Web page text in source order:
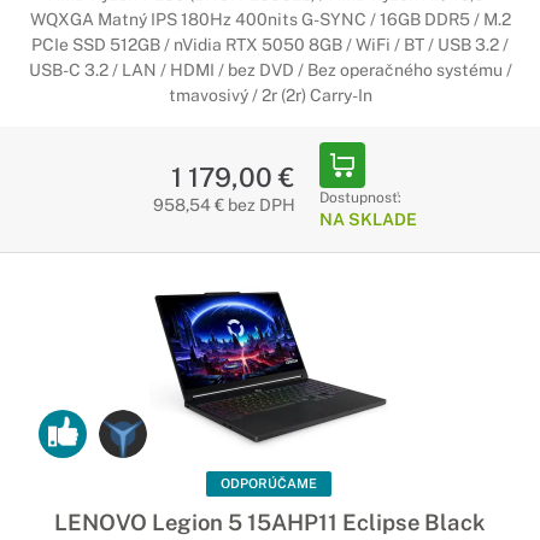
stremovať. Je na vás ako svoje zariadenie využijete.
Notebooky Lenovo s Copilot+ PC
Najrýchlejšie a najinteligentnejšie notebooky so systémom
Windows v histórii. Notebooky Copilot+ sú vybavené
najnovšími nástrojmi umelej inteligencie, ktoré urýchľujú
WQXGA Matný IPS 180Hz 400nits G-SYNC / 16GB DDR5 / M.2
PCIe SSD 512GB / nVidia RTX 5050 8GB / WiFi / BT / USB 3.2 /
USB-C 3.2 / LAN / HDMI / bez DVD / Bez operačného systému /
tmavosivý / 2r (2r) Carry-In
1 179,00 €
958,54 € bez DPH Dostupnosť:
NA SKLADE
ODPORÚČAME
LENOVO Legion 5 15AHP11 Eclipse Black